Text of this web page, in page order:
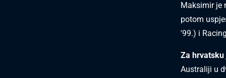
Maksimir je
potom
'99.) i
Za
Australiji u